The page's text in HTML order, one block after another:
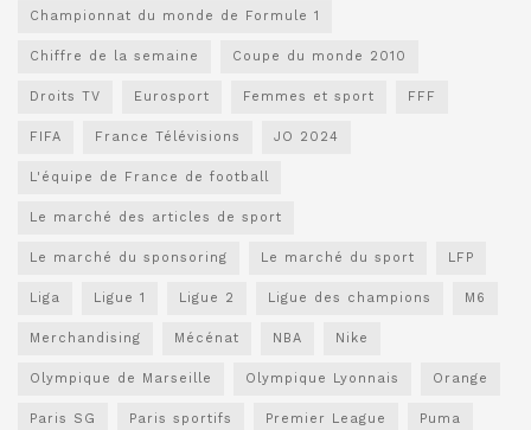
Championnat du monde de Formule 1
Chiffre de la semaine Coupe du monde 2010
Droits TV Eurosport Femmes et sport FFF
FIFA France Télévisions JO 2024
L'équipe de France de football
Le marché des articles de sport
Le marché du sponsoring Le marché du sport LFP
Liga Ligue 1 Ligue 2 Ligue des champions M6
Merchandising Mécénat NBA Nike
Olympique de Marseille Olympique Lyonnais Orange
Paris SG Paris sportifs Premier League Puma